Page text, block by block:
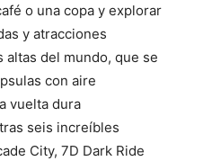
o una copa y explorar
y atracciones
altas del mundo, que se
con aire
vuelta dura
seis increíbles
City, 7D Dark Ride